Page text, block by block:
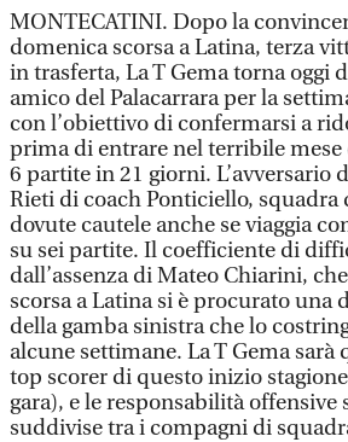
MONTECATINI. Dopo la
domenica scorsa a Latina, terza
in trasferta, La T Gema torna oggi
amico del Palacarrara per la
con l’obiettivo di confermarsi a
prima di entrare nel terribile
6 partite in 21 giorni. L’avversario
Rieti di coach Ponticiello, squadra
dovute cautele anche se viaggia
su sei partite. Il coefficiente di
dall’assenza di Mateo Chiarini,
scorsa a Latina si è procurato una
della gamba sinistra che lo
alcune settimane. La T Gema
top scorer di questo inizio
gara), e le responsabilità offensive
suddivise tra i compagni di